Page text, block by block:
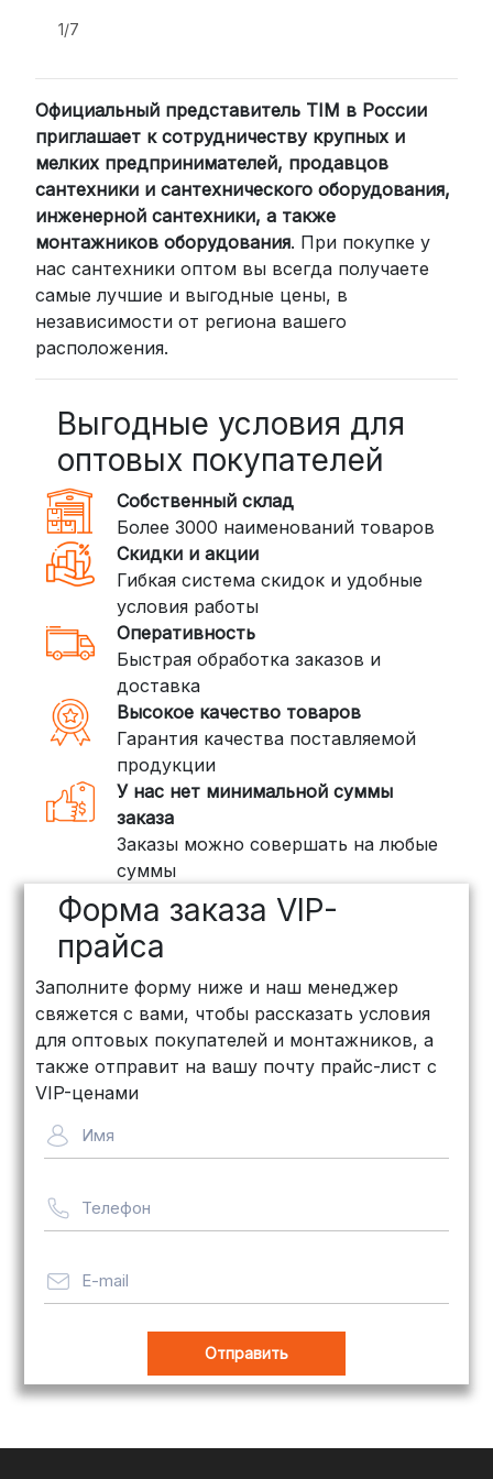
компании (СДЭК, BoxBerry, DPD)
Для клиентов из других регионов
России мы сотрудничаем с
проверенными транспортными
компаниями:
СДЭК: Выбирайте доставку до
пункта выдачи (от 2 дней) или
курьером до двери (от 3 дней).
Стоимость начинается от300
рублей
пунктов выдачи или курьером.
Сроки — от 2 дней, стоимость — от
350 рублей
DPD: Международная служба
доставки, которая работает и
внутри России. Сроки — от 2 дней,
стоимость — от 400 рублей
3. Доставка крупногабаритных грузов
(ПЭК, КИТ, Байкал Сервис)
Если ваш заказ включает большие или
тяжелые товары, мы рекомендуем
воспользоваться услугами компаний,
специализирующихся на доставке
грузов:
ПЭК: Сроки доставки — от 3 до 10
дней, стоимость рассчитывается
индивидуально (минимум
рублей
объемных заказов. Сроки — от 3
дней, стоимость — от500 рублей
Байкал Сервис: Идеально подходит
для крупногабаритных товаров.
рассчитывается индивидуально
Важно! Мы заботимся о том, чтобы
целости и сохранности, независимо
от их размера.
1/7
Официальный представитель TIM в России
приглашает к сотрудничеству крупных и
мелких предпринимателей, продавцов
сантехники и сантехнического оборудования,
инженерной сантехники, а также
монтажников оборудования. При покупке у
нас сантехники оптом вы всегда получаете
самые лучшие и выгодные цены, в
независимости от региона вашего
расположения.
Выгодные условия для
оптовых покупателей
Собственный склад
Более 3000 наименований товаров
Скидки и акции
Гибкая система скидок и удобные
условия работы
Оперативность
Быстрая обработка заказов и
доставка
Высокое качество товаров
Гарантия качества поставляемой
продукции
У нас нет минимальной суммы
заказа
Заказы можно совершать на любые
суммы
Форма заказа VIP-
прайса
Заполните форму ниже и наш менеджер
свяжется с вами, чтобы рассказать условия
для оптовых покупателей и монтажников, а
также отправит на вашу почту прайс-лист с
VIP-ценами
Имя
Телефон
E-mail